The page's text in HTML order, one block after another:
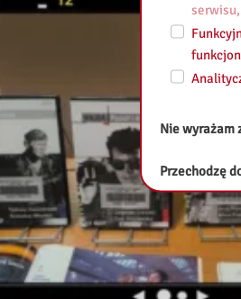
Nie wyrażam
Przechodzę